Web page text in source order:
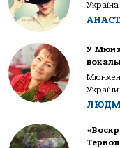
У
Мюнхен.
України